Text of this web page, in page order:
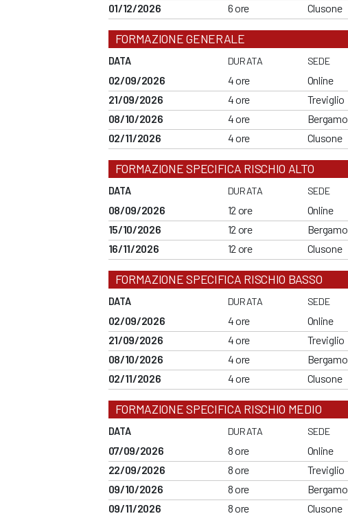
01/12/2026 6 ore Clusone
FORMAZIONE GENERALE
DATA DURATA SEDE
02/09/2026 4 ore Online
21/09/2026 4 ore Treviglio
08/10/2026 4 ore Bergamo
02/11/2026 4 ore Clusone
FORMAZIONE SPECIFICA RISCHIO ALTO
DATA DURATA SEDE
08/09/2026 12 ore Online
15/10/2026 12 ore Bergamo
16/11/2026 12 ore Clusone
FORMAZIONE SPECIFICA RISCHIO BASSO
DATA DURATA SEDE
02/09/2026 4 ore Online
21/09/2026 4 ore Treviglio
08/10/2026 4 ore Bergamo
02/11/2026 4 ore Clusone
FORMAZIONE SPECIFICA RISCHIO MEDIO
DATA DURATA SEDE
07/09/2026 8 ore Online
22/09/2026 8 ore Treviglio
09/10/2026 8 ore Bergamo
09/11/2026 8 ore Clusone